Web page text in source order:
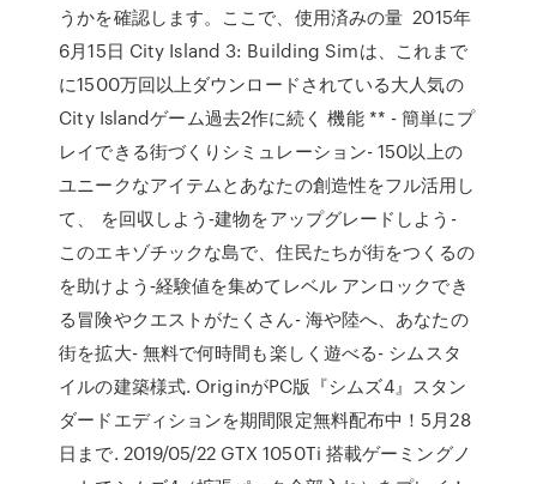
うかを確認します。ここで、使用済みの量 2015年
6月15日 City Island 3: Building Simは、これまで
に1500万回以上ダウンロードされている大人気の
City Islandゲーム過去2作に続く 機能 ** - 簡単にプ
レイできる街づくりシミュレーション- 150以上の
ユニークなアイテムとあなたの創造性をフル活用し
て、 を回収しよう‐建物をアップグレードしよう-
このエキゾチックな島で、住民たちが街をつくるの
を助けよう‐経験値を集めてレベル アンロックでき
る冒険やクエストがたくさん- 海や陸へ、あなたの
街を拡大- 無料で何時間も楽しく遊べる- シムスタ
イルの建築様式. OriginがPC版『シムズ4』スタン
ダードエディションを期間限定無料配布中！5月28
日まで. 2019/05/22 GTX 1050Ti 搭載ゲーミングノ